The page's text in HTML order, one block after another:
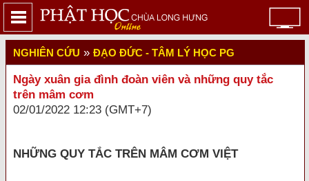
NGHIÊN CỨU » ĐẠO ĐỨC - TÂM LÝ HỌC PG
Ngày xuân gia đình đoàn viên và những quy tắc
trên mâm cơm
02/01/2022 12:23 (GMT+7)
NHỮNG QUY TẮC TRÊN MÂM CƠM VIỆT